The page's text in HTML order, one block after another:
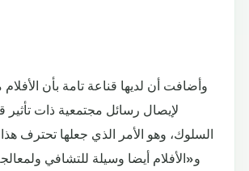
وأضافت أن لديها قناعة تامة بأن
لإيصال رسائل مجتمعية ذات تأثير
السلوك، وهو الأمر الذي جعلها تحترف
و«الأفلام أيضا وسيلة للتشافي